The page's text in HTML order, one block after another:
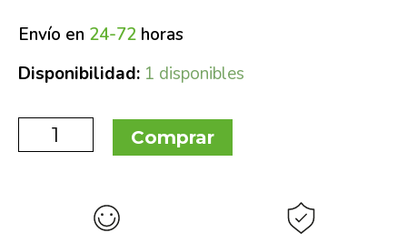
Envío en 24-72 horas
Disponibilidad: 1 disponibles
Comprar